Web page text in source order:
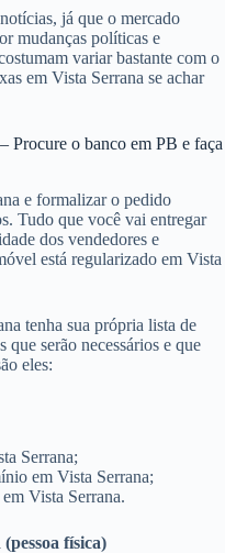
já que o mercado
mudanças políticas e
variar bastante com o
em Vista Serrana se achar
Procure o banco em PB e faça
e formalizar o pedido
Tudo que você vai entregar
dos vendedores e
está regularizado em Vista
tenha sua própria lista de
que serão necessários e que
eles:
Serrana;
em Vista Serrana;
Vista Serrana.
física)